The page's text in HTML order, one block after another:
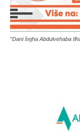
“Dani šejha Abdulvehaba